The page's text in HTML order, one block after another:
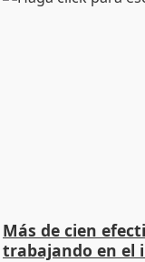
Más de cien
trabajando en el